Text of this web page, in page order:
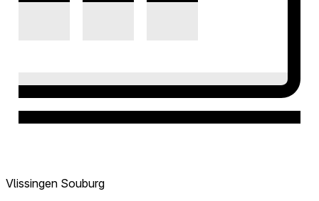
Vlissingen Souburg